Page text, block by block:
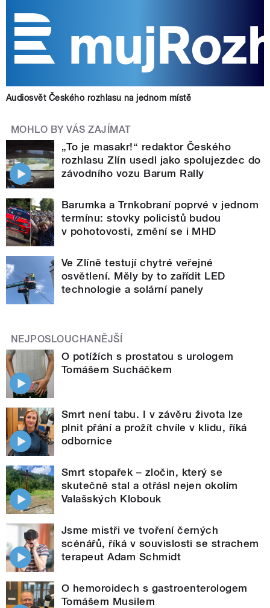
Audiosvět Českého rozhlasu na jednom místě
MOHLO BY VÁS ZAJÍMAT
„To je masakr!“ redaktor Českého
rozhlasu Zlín usedl jako spolujezdec do
závodního vozu Barum Rally
Barumka a Trnkobraní poprvé v jednom
termínu: stovky policistů budou
v pohotovosti, změní se i MHD
Ve Zlíně testují chytré veřejné
osvětlení. Měly by to zařídit LED
technologie a solární panely
NEJPOSLOUCHANĚJŠÍ
O potížích s prostatou s urologem
Tomášem Sucháčkem
Smrt není tabu. I v závěru života lze
plnit přání a prožít chvíle v klidu, říká
odbornice
Smrt stopařek – zločin, který se
skutečně stal a otřásl nejen okolím
Valašských Klobouk
Jsme mistři ve tvoření černých
scénářů, říká v souvislosti se strachem
terapeut Adam Schmidt
O hemoroidech s gastroenterologem
Tomášem Musilem